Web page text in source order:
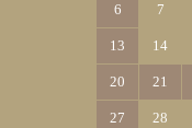
6 7
13 14
20 21
27 28